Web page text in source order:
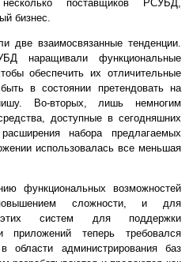
поставщиков РСУБД,
бизнес.
две взаимосвязанные тенденции.
наращивали функциональные
обеспечить их отличительные
в состоянии претендовать на
Во-вторых, лишь немногим
доступные в сегодняшних
набора предлагаемых
использовалась все меньшая
функциональных возможностей
сложности, и для
этих систем для поддержки
приложений теперь требовался
области администрирования баз